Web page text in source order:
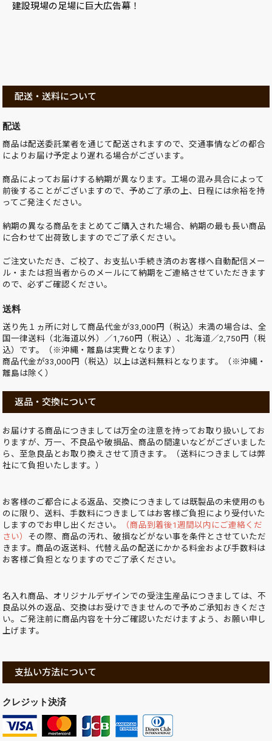
建設現場の足場に巨大広告幕！
配送・送料について
配送
商品は配送委託業者を通じて配送されますので、交通事情などの都合
によりお届け予定より遅れる場合がございます。
商品によってお届けする納期が異なります。工場の混み具合によって
前後することがございますので、予めご了承の上、日程には余裕を持
ってご発注ください。
納期の異なる商品をまとめてご購入された場合、納期の最も長い商品
に合わせて出荷致しますのでご了承ください。
ご注文いただき、ご校了、お支払い手続き済のお客様へ自動配信メー
ル・または担当者からのメールにて納期をご連絡させていただきます
ので、必ずご確認ください。
送料
送り先１ヵ所に対して商品代金が33,000円（税込）未満の場合は、全
国一律送料（北海道以外）／1,760円（税込）、北海道／2,750円（税
込）です。（※沖縄・離島は実費となります）
商品代金が33,000円（税込）以上は送料無料となります。（※沖縄・
離島は除く）
返品・交換について
お届けする商品につきましては万全の注意を持ってお取り扱いしてお
りますが、万一、不良品や破損品、商品の間違いなどがございました
ら、至急良品とお取り換えさせて頂きます。（送料につきましては弊
社にて負担いたします。）
お客様のご都合による返品、交換につきましては既製品の未使用のも
のに限り、送料、手数料につきましてはお客様ご負担により受付いた
しますのでお申し出ください。
（商品到着後1週間以内にご連絡くだ
さい） その際、商品の汚れ、破損などがない事を条件とさせていただ
きます。商品の返送料、代替え品の配送にかかる料金および手数料は
お客様ご負担となりますのでご了承ください。
名入れ商品、オリジナルデザインでの受注生産品につきましては、不
良品以外の返品、交換はお受けできませんので予めご承知おきくださ
い。ご発注前に商品内容を十分ご確認いただけますよう、お願い申し
上げます。
支払い方法について
クレジット決済